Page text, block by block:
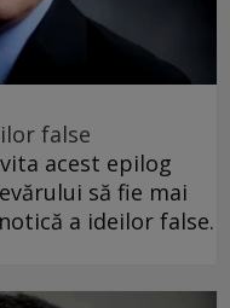
false
acest epilog
să fie mai
a ideilor false.